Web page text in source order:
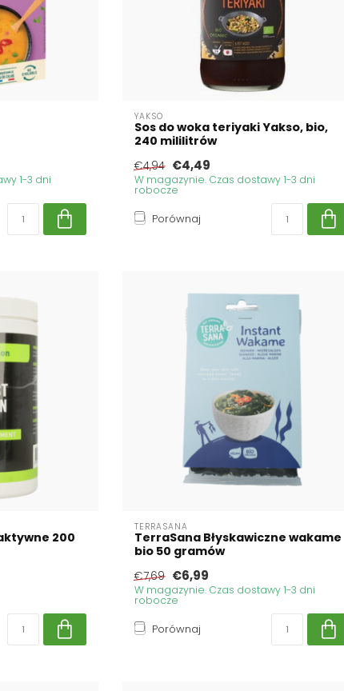
1-3 dni
YAKSO
Sos do woka teriyaki Yakso, bio,
240 mililitrów
€4,94 €4,49
W magazynie. Czas dostawy 1-3 dni
robocze
Porównaj
200
TERRASANA
TerraSana Błyskawiczne wakame
bio 50 gramów
€7,69 €6,99
W magazynie. Czas dostawy 1-3 dni
robocze
Porównaj